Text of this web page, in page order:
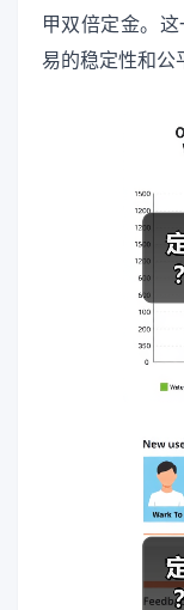
甲双倍定金。
易的稳定性和公